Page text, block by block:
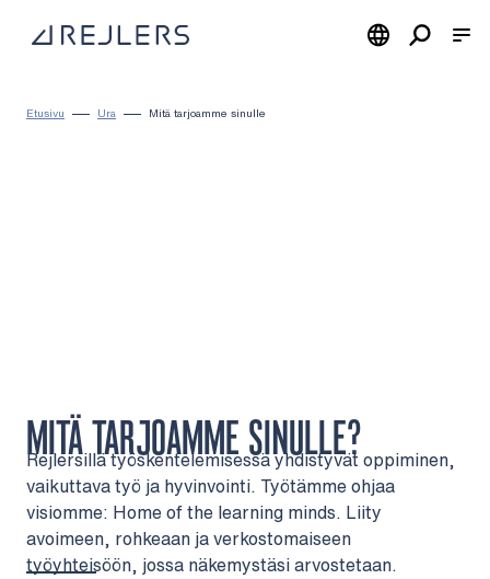
Etusivu Ura Mitä tarjoamme sinulle
MITÄ TARJOAMME SINULLE?
Rejlersillä työskentelemisessä yhdistyvät oppiminen,
vaikuttava työ ja hyvinvointi. Työtämme ohjaa
visiomme: Home of the learning minds. Liity
avoimeen, rohkeaan ja verkostomaiseen
työyhteisöön, jossa näkemystäsi arvostetaan.